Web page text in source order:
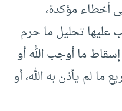
أخطاء مؤكدة،
عليها تحليل ما حرم
إسقاط ما أوجب الله أو
ما لم يأذن به الله، أو